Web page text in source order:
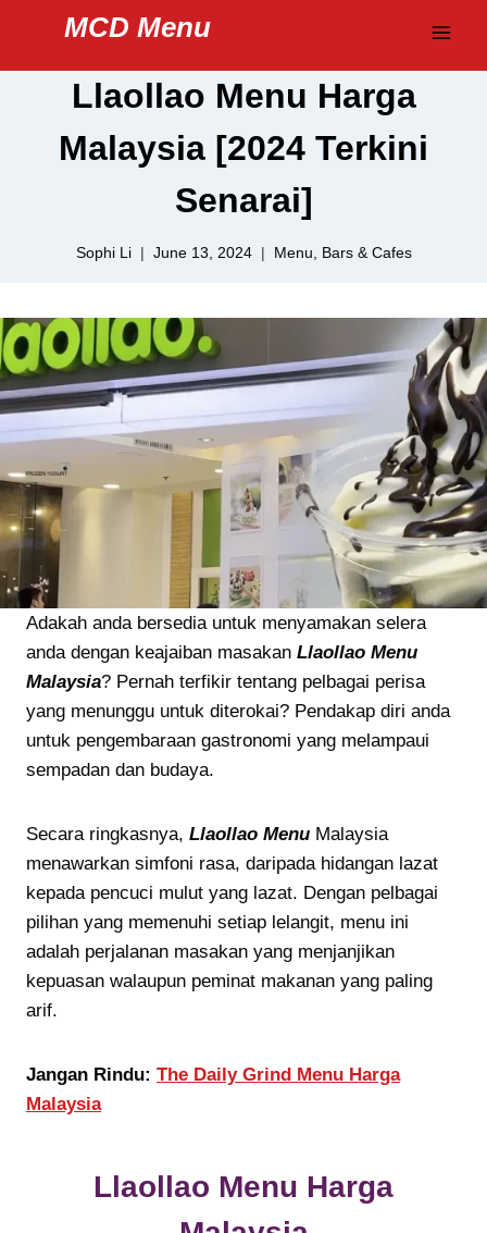
content
MCD Menu
Llaollao Menu Harga
Malaysia [2024 Terkini
Senarai]
Sophi Li June 13, 2024 Menu Bars & Cafes
Adakah anda bersedia untuk menyamakan selera
anda dengan keajaiban masakan Llaollao Menu
Malaysia? Pernah terfikir tentang pelbagai perisa
yang menunggu untuk diterokai? Pendakap diri anda
untuk pengembaraan gastronomi yang melampaui
sempadan dan budaya.
Secara ringkasnya, Llaollao Menu Malaysia
menawarkan simfoni rasa, daripada hidangan lazat
kepada pencuci mulut yang lazat. Dengan pelbagai
pilihan yang memenuhi setiap lelangit, menu ini
adalah perjalanan masakan yang menjanjikan
kepuasan walaupun peminat makanan yang paling
arif.
Jangan Rindu: The Daily Grind Menu Harga
Malaysia
Llaollao Menu Harga